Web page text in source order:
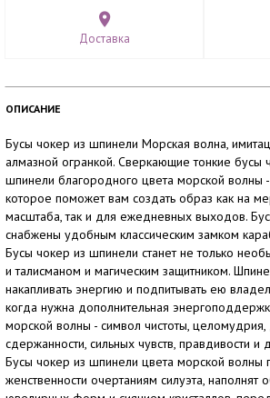
Доставка
ОПИСАНИЕ
Бусы чокер из шпинели Морская волна,
алмазной огранкой. Сверкающие тонкие бусы
шпинели благородного цвета морской волны
которое поможет вам создать образ как на
масштаба, так и для ежедневных выходов.
снабжены удобным классическим замком
Бусы чокер из шпинели станет не только
и талисманом и магическим защитником.
накапливать энергию и подпитывать ею
когда нужна дополнительная
морской волны - символ чистоты, целомудрия,
сдержанности, сильных чувств, правдивости
Бусы чокер из шпинели цвета морской
женственности очертаниям силуэта, наполнят